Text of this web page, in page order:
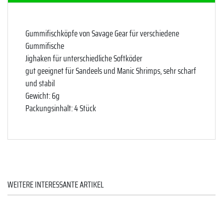
Gummifischköpfe von Savage Gear für verschiedene
Gummifische
Jighaken für unterschiedliche Softköder
gut geeignet für Sandeels und Manic Shrimps, sehr scharf
und stabil
Gewicht: 6g
Packungsinhalt: 4 Stück
WEITERE INTERESSANTE ARTIKEL